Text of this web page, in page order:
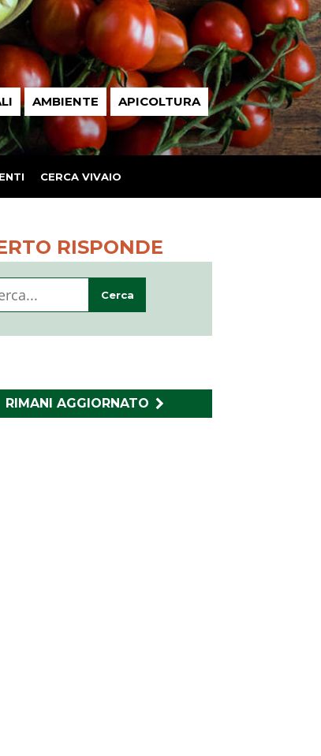
AMBIENTE APICOLTURA
CERCA VIVAIO
RISPONDE
RIMANI AGGIORNATO